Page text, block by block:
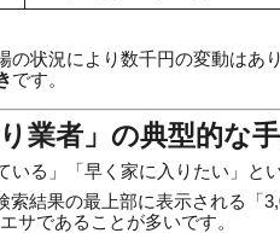
状況により数千円の変動はあり
です。
業者」の典型的な手
る」「早く家に入りたい」と
索結果の最上部に表示される「
サであることが多いです。